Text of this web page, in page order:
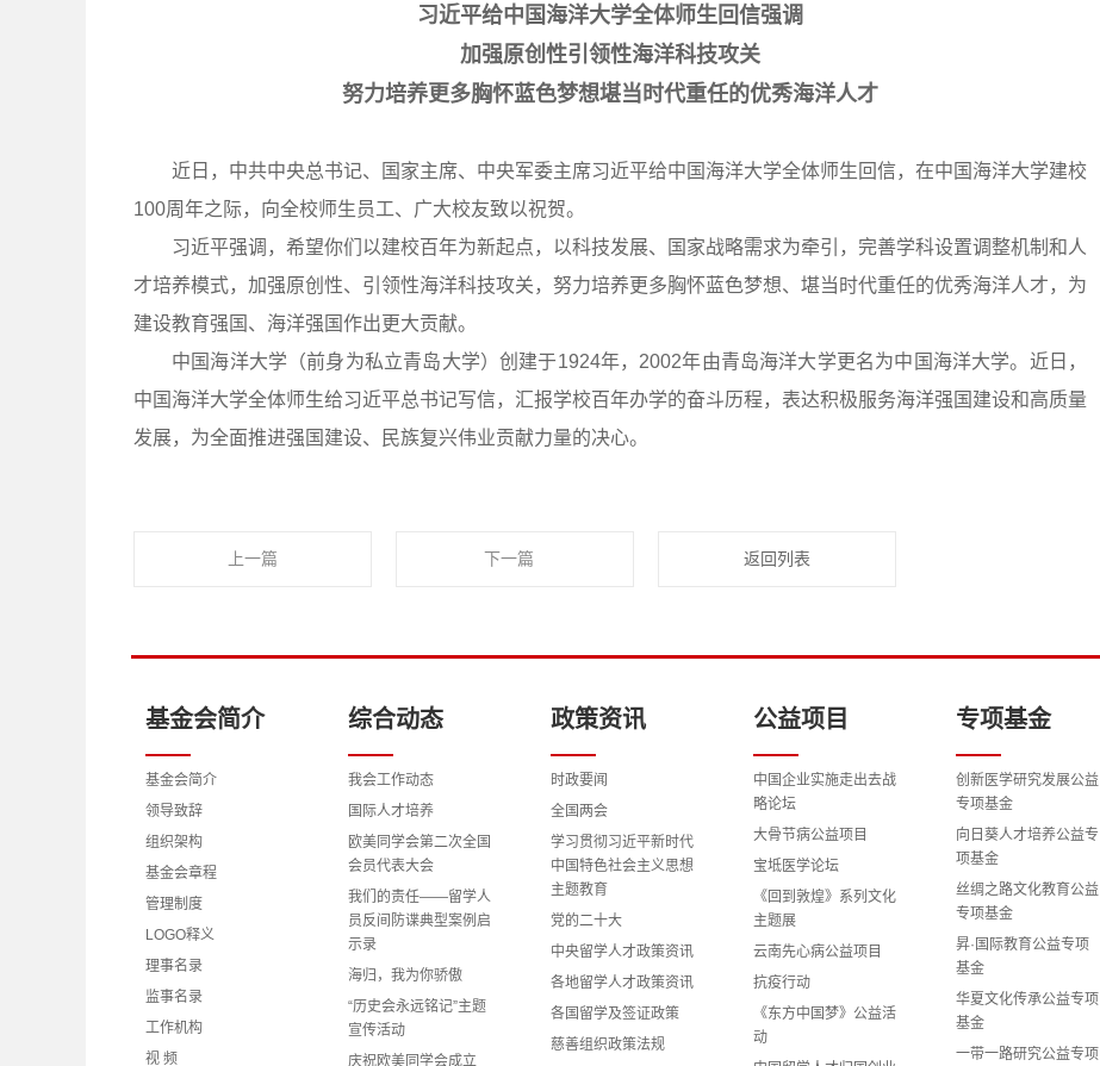
习近平给中国海洋大学全体师生回信强调
加强原创性引领性海洋科技攻关
努力培养更多胸怀蓝色梦想堪当时代重任的优秀海洋人才
近日，中共中央总书记、国家主席、中央军委主席习近平给中国海洋大学全体师生回信，在中国海洋大学建校
100周年之际，向全校师生员工、广大校友致以祝贺。
习近平强调，希望你们以建校百年为新起点，以科技发展、国家战略需求为牵引，完善学科设置调整机制和人
才培养模式，加强原创性、引领性海洋科技攻关，努力培养更多胸怀蓝色梦想、堪当时代重任的优秀海洋人才，为
建设教育强国、海洋强国作出更大贡献。
中国海洋大学（前身为私立青岛大学）创建于1924年，2002年由青岛海洋大学更名为中国海洋大学。近日，
中国海洋大学全体师生给习近平总书记写信，汇报学校百年办学的奋斗历程，表达积极服务海洋强国建设和高质量
发展，为全面推进强国建设、民族复兴伟业贡献力量的决心。
上一篇 下一篇 返回列表
基金会简介
基金会简介
领导致辞
组织架构
基金会章程
管理制度
LOGO释义
理事名录
监事名录
工作机构
视 频
综合动态
我会工作动态
国际人才培养
欧美同学会第二次全国
会员代表大会
我们的责任——留学人
员反间防谍典型案例启
示录
海归，我为你骄傲
“历史会永远铭记”主题
宣传活动
庆祝欧美同学会成立
政策资讯
时政要闻
全国两会
学习贯彻习近平新时代
中国特色社会主义思想
主题教育
党的二十大
中央留学人才政策资讯
各地留学人才政策资讯
各国留学及签证政策
慈善组织政策法规
公益项目
中国企业实施走出去战
略论坛
大骨节病公益项目
宝坻医学论坛
《回到敦煌》系列文化
主题展
云南先心病公益项目
抗疫行动
《东方中国梦》公益活
动
专项基金
创新医学研究发展公益
专项基金
向日葵人才培养公益专
项基金
丝绸之路文化教育公益
专项基金
昇·国际教育公益专项
基金
华夏文化传承公益专项
基金
一带一路研究公益专项